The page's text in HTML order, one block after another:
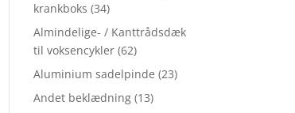
krankboks (34)
Almindelige- / Kanttrådsdæk
til voksencykler (62)
Aluminium sadelpinde (23)
Andet beklædning (13)